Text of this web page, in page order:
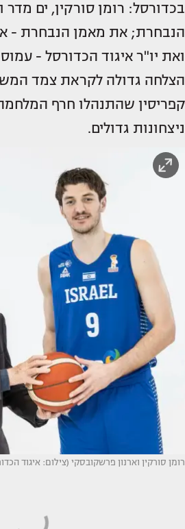
בכדורסל: רומן סורקין, ים מדר
הנבחרת; את מאמן הנבחרת -
ואת יו"ר איגוד הכדורסל -
הצלחה גדולה לקראת צמד
קפריסין שהתנהלו חרף
ניצחונות גדולים.
רומן סורקין וארנון פרשקובסקי (צילום: איגוד